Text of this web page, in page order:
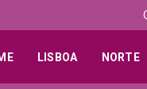
LISBOA NORTE